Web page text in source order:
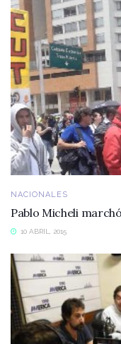
NACIONALES
Pablo Micheli
10 ABRIL, 2015